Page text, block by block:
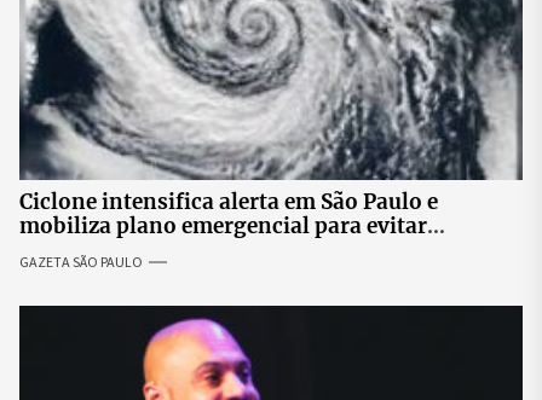
Ciclone intensifica alerta em São Paulo e
mobiliza plano emergencial para evitar
impactos no fornecimento de energia
GAZETA SÃO PAULO